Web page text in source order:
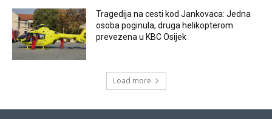
Tragedija na cesti kod Jankovaca: Jedna
osoba poginula, druga helikopterom
prevezena u KBC Osijek
Load more